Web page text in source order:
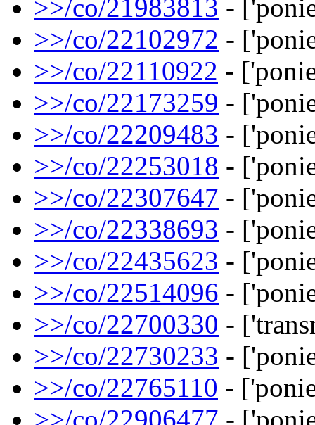
>>/co/21983813 -
>>/co/22102972 -
>>/co/22110922 -
>>/co/22173259 -
>>/co/22209483 -
>>/co/22253018 -
>>/co/22307647 -
>>/co/22338693 -
>>/co/22435623 -
>>/co/22514096 -
>>/co/22700330 -
>>/co/22730233 -
>>/co/22765110 -